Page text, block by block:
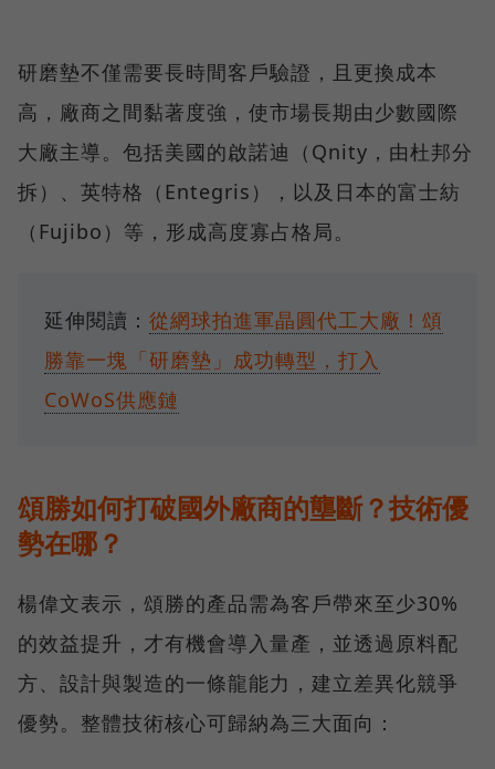
研磨墊不僅需要長時間客戶驗證，且更換成本
高，廠商之間黏著度強，使市場長期由少數國際
大廠主導。包括美國的啟諾迪（Qnity，由杜邦分
拆）、英特格（Entegris），以及日本的富士紡
（Fujibo）等，形成高度寡占格局。
延伸閱讀： 從網球拍進軍晶圓代工大廠！頌
勝靠一塊「研磨墊」成功轉型，打入
CoWoS供應鏈
頌勝如何打破國外廠商的壟斷？技術優
勢在哪？
楊偉文表示，頌勝的產品需為客戶帶來至少30%
的效益提升，才有機會導入量產，並透過原料配
方、設計與製造的一條龍能力，建立差異化競爭
優勢。整體技術核心可歸納為三大面向：